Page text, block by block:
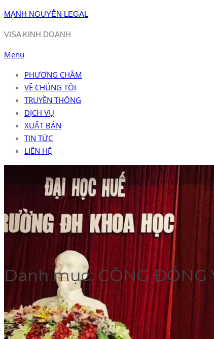
Skip
content
MẠNH NGUYỄN LEGAL
VISA KINH DOANH
Menu
PHƯƠNG CHÂM
VỀ CHÚNG TÔI
TRUYỀN THÔNG
DỊCH VỤ
XUẤT BẢN
TIN TỨC
LIÊN HỆ
Danh mục: CỘNG ĐỒNG